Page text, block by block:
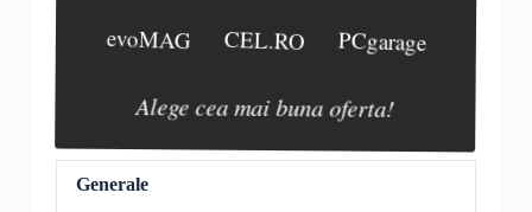
evoMAG CEL.RO PCgarage
Alege cea mai buna oferta!
Generale